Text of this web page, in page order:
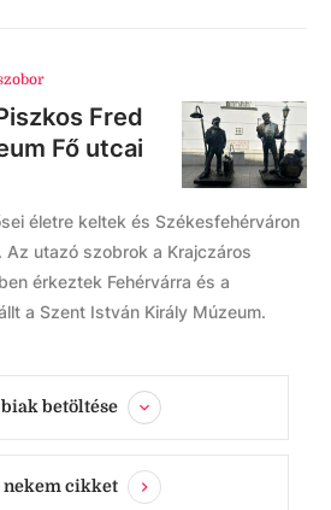
Fred
Fő utcai
életre keltek és Székesfehérváron
utazó szobrok a Krajczáros
érkeztek Fehérvárra és a
a Szent István Király Múzeum.
betöltése
nekem cikket